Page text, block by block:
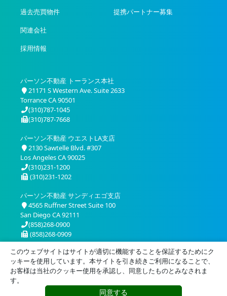
過去売買物件
関連会社
採用情報
提携パートナー募集
パーソン不動産 トーランス本社
21171 S Western Ave. Suite 2633
Torrance CA 90501
(310)787-1045
(310)787-7668
パーソン不動産 ウエストLA支店
2130 Sawtelle Blvd. #307
Los Angeles CA 90025
(310)231-1200
(310)231-1202
パーソン不動産 サンディエゴ支店
4565 Ruffner Street Suite 100
San Diego CA 92111
(858)268-0900
(858)268-0909
このウェブサイトはサイトが適切に機能することを保証するためにク
ッキーを使用しています。本サイトを引き続きご利用になることで、
お客様は当社のクッキー使用を承認し、同意したものとみなされま
す。
同意する